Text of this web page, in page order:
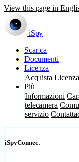
View this page in
iSpy
Scarica
Documenti
Licenza
Acquista Licenza
Più
Informazioni
telecamera
servizio
iSpyConnect